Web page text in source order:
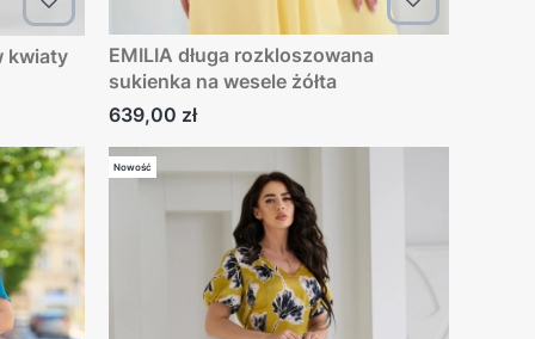
EMILIA długa rozkloszowana
sukienka na wesele żółta
Cena
639,00 zł
Nowość